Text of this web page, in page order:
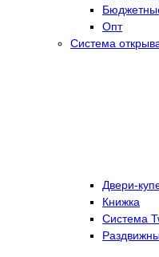
Опт
Система
Двери-
Книжка
Система